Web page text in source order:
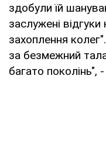
здобули їй
заслужені відгуки
захоплення
за безмежний
багато поколінь",